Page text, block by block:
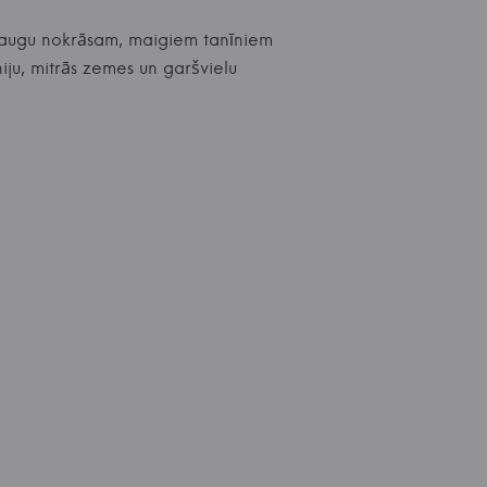
nokrāsam, maigiem tanīniem
mitrās zemes un garšvielu